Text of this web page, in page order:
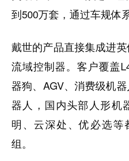
到500万套，通过车规体
戴世的产品直接集成进
流域控制器。客户覆盖
器狗、AGV、消费级机
器人，国内头部人形机
明、云深处、优必选等
组。